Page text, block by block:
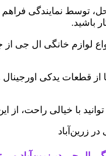
توسط نمایندگی
باشید.
لوازم خانگی ال جی
قطعات یدکی
با خیالی راحت، از
زرین‌آباد